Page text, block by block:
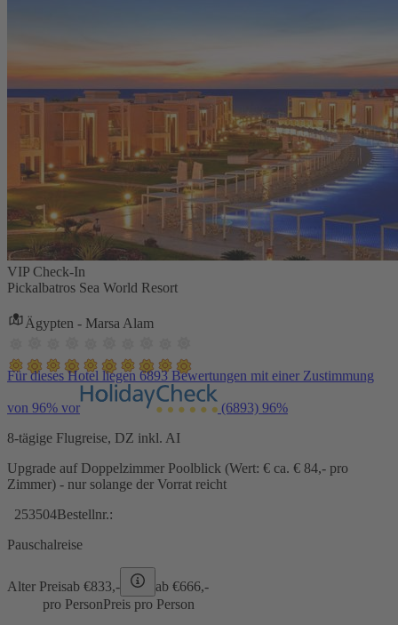
VIP Check-In
Pickalbatros Sea World Resort
Ägypten - Marsa Alam
Für dieses Hotel liegen 6893 Bewertungen mit einer Zustimmung
von 96% vor (6893) 96%
8-tägige Flugreise, DZ inkl. AI
Upgrade auf Doppelzimmer Poolblick (Wert: € ca. € 84,- pro
Zimmer) - nur solange der Vorrat reicht
253504Bestellnr.:
Pauschalreise
Alter Preisab €833,- ab €666,-
pro PersonPreis pro Person